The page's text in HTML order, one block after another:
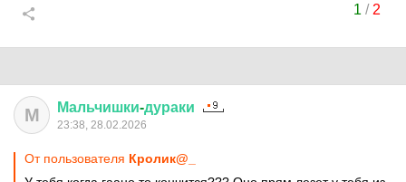
1 / 2
М Мальчишки-дураки
23:38, 28.02.2026
От пользователя Кролик@_